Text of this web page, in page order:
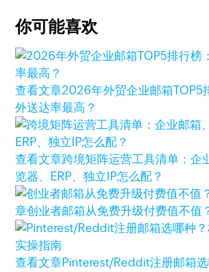
你可能喜欢
查看文章2026年外贸企业邮箱TOP5
外送达率最高？
查看文章跨境矩阵运营工具清单：企
览器、ERP、独立IP怎么配？
章创业者邮箱从免费升级付费值不值
查看文章Pinterest/Reddit注册邮箱